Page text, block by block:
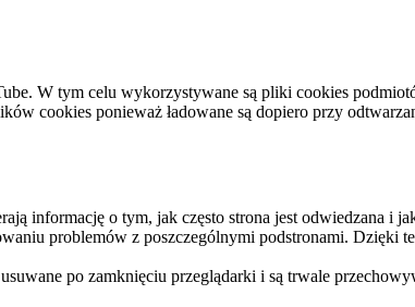
W tym celu wykorzystywane są pliki cookies
cookies ponieważ ładowane są dopiero przy
informację o tym, jak często strona jest odwiedzana i
problemów z poszczególnymi podstronami. Dzięki
po zamknięciu przeglądarki i są trwale